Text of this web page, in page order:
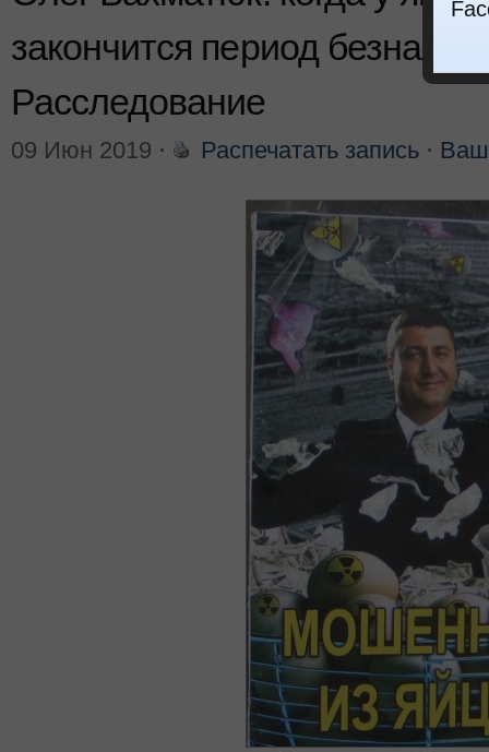
закончится период
Расследование
09 Июн 2019 ⋅ Распечатать запись ⋅